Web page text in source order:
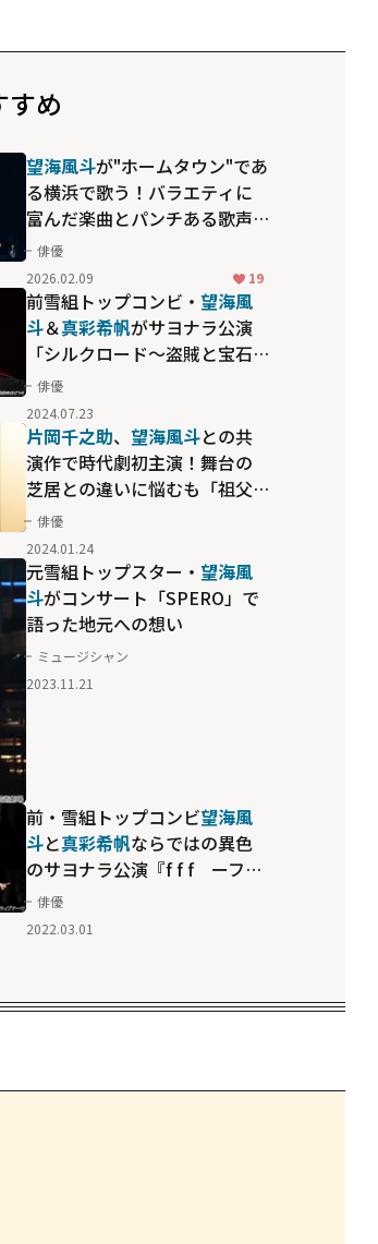
すめ
望海風斗が"ホームタウン"であ
る横浜で歌う！バラエティに
富んだ楽曲とパンチある歌声
に酔いしれる「望海風斗
Billboard Liveコンサート
『MY HOME TOWN』」
俳優
2026.02.09
19
前雪組トップコンビ・ 望海風
斗＆真彩希帆がサヨナラ公演
「シルクロード～盗賊と宝石
～」で見せた信頼からくる演
技
俳優
2024.07.23
片岡千之助、 望海風斗との共
演作で時代劇初主演！舞台の
芝居との違いに悩むも「祖父
に相談してふに落ちた」
俳優
2024.01.24
元雪組トップスター・ 望海風
斗がコンサート「SPERO」で
語った地元への想い
ミュージシャン
2023.11.21
前・雪組トップコンビ望海風
斗と真彩希帆ならではの異色
のサヨナラ公演『f f f ーフォ
ルティッシッシモー』
俳優
2022.03.01